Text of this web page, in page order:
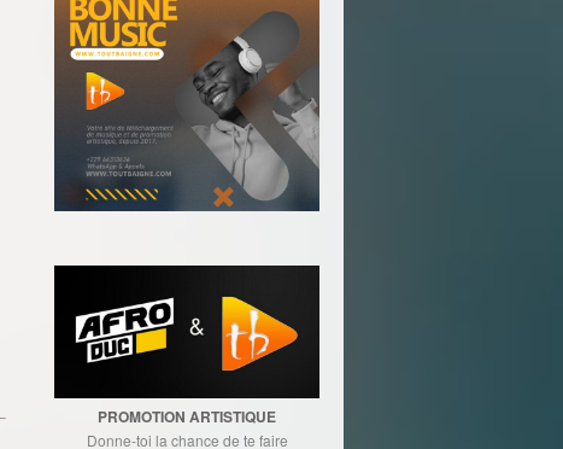
PROMOTION ARTISTIQUE
Donne-toi la chance de te faire